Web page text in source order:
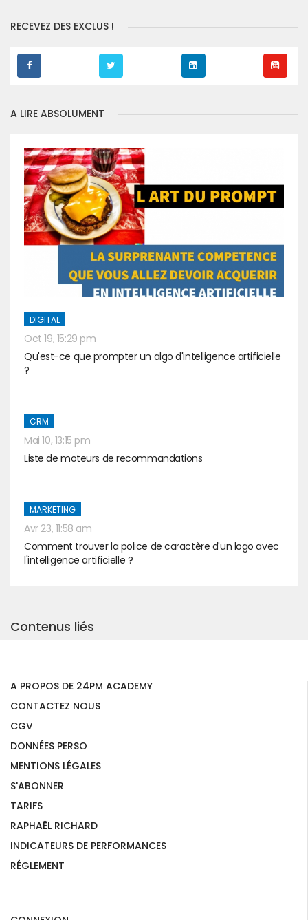
RECEVEZ DES EXCLUS !
A LIRE ABSOLUMENT
DIGITAL
Oct 19, 15:29 pm
Qu'est-ce que prompter un algo d'intelligence artificielle
?
CRM
Mai 10, 13:15 pm
Liste de moteurs de recommandations
MARKETING
Avr 23, 11:58 am
Comment trouver la police de caractère d'un logo avec
l'intelligence artificielle ?
Contenus liés
A PROPOS DE 24PM ACADEMY
CONTACTEZ NOUS
CGV
DONNÉES PERSO
MENTIONS LÉGALES
S'ABONNER
TARIFS
RAPHAËL RICHARD
INDICATEURS DE PERFORMANCES
RÉGLEMENT